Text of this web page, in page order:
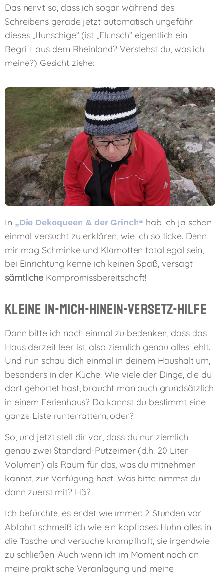
Das nervt so, dass ich sogar während des
Schreibens gerade jetzt automatisch ungefähr
dieses „flunschige“ (ist „Flunsch“ eigentlich ein
Begriff aus dem Rheinland? Verstehst du, was ich
meine?) Gesicht ziehe:
In „Die Dekoqueen & der Grinch“ hab ich ja schon
einmal versucht zu erklären, wie ich so ticke. Denn
mir mag Schminke und Klamotten total egal sein,
bei Einrichtung kenne ich keinen Spaß, versagt
sämtliche Kompromissbereitschaft!
Kleine In-mich-hinein-versetz-Hilfe
Dann bitte ich noch einmal zu bedenken, dass das
Haus derzeit leer ist, also ziemlich genau alles fehlt.
Und nun schau dich einmal in deinem Haushalt um,
besonders in der Küche. Wie viele der Dinge, die du
dort gehortet hast, braucht man auch grundsätzlich
in einem Ferienhaus? Da kannst du bestimmt eine
ganze Liste runterrattern, oder?
So, und jetzt stell dir vor, dass du nur ziemlich
genau zwei Standard-Putzeimer (d.h. 20 Liter
Volumen) als Raum für das, was du mitnehmen
kannst, zur Verfügung hast. Was bitte nimmst du
dann zuerst mit? Hä?
Ich befürchte, es endet wie immer: 2 Stunden vor
Abfahrt schmeiß ich wie ein kopfloses Huhn alles in
die Tasche und versuche krampfhaft, sie irgendwie
zu schließen. Auch wenn ich im Moment noch an
meine praktische Veranlagung und meine